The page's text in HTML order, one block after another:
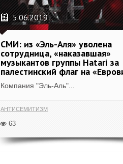
5.06.2019
СМИ: из «Эль-Аля» уволена
сотрудница, «наказавшая»
музыкантов группы Hatari за
палестинский флаг на
Компания "Эль-Аль"...
АНТИСЕМИТИЗМ
63